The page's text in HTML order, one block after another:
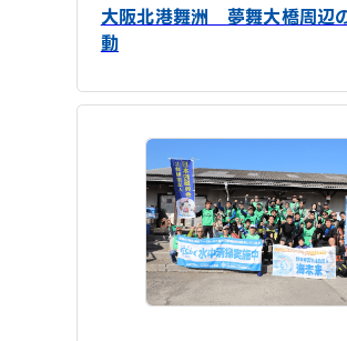
大阪北港舞洲 夢舞大橋周辺
動